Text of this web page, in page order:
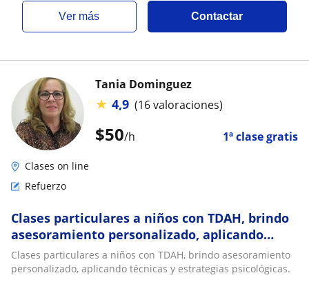
ver más Contactar
$50/h 1ª clase gratis
Tania Dominguez
★ 4,9 (16 valoraciones)
Clases on line
Refuerzo
Clases particulares a niños con TDAH, brindo
asesoramiento personalizado, aplicando
técnicas y estrategias psicológicas
Clases particulares a niños con TDAH, brindo asesoramiento
personalizado, aplicando técnicas y estrategias psicológicas.